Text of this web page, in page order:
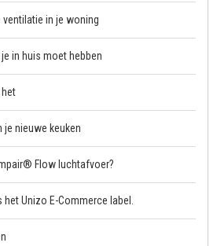
ventilatie in je woning
in huis moet hebben
je nieuwe keuken
Flow luchtafvoer?
het Unizo E-Commerce label.